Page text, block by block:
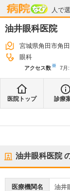
人で
病院な
油井眼科医院
宮城県角田市角
眼科
アクセス数※ 7月 :
医院トップ 診療
油井眼科医院
医療機関名 油井